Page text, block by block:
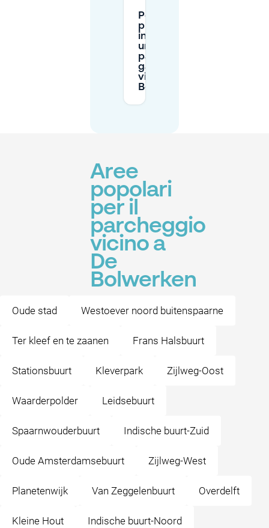
Posso
prenotare
in anticipo
un
parcheggio
garantito
vicino a De
Bolwerken?
Aree
popolari
per il
parcheggio
vicino a
De
Bolwerken
Oude stad Westoever noord buitenspaarne
Ter kleef en te zaanen Frans Halsbuurt
Stationsbuurt Kleverpark Zijlweg-Oost
Waarderpolder Leidsebuurt
Spaarnwouderbuurt Indische buurt-Zuid
Oude Amsterdamsebuurt Zijlweg-West
Planetenwijk Van Zeggelenbuurt Overdelft
Kleine Hout Indische buurt-Noord